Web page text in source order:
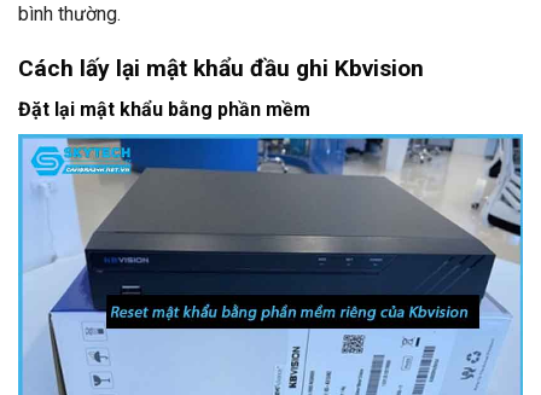
bình thường.
Cách lấy lại mật khẩu đầu ghi Kbvision
Đặt lại mật khẩu bằng phần mềm